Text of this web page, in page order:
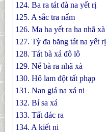
124. Ba ra tát đà na yết rị
125. A sắc tra nẩm
126. Ma ha yết ra ha nhã xà
127. Tỳ đa băng tát na yết rị
128. Tát bà xá đô lô
129. Nể bà ra nhã xà
130. Hô lam đột tất phạp
131. Nan giá na xá ni
132. Bí sa xá
133. Tất đác ra
134. A kiết ni